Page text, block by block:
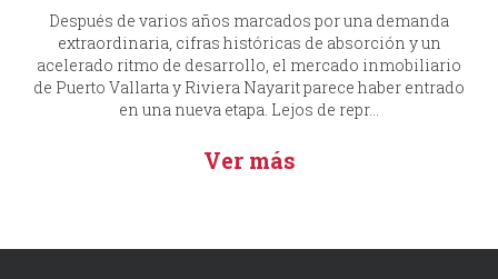
Después de varios años marcados por una demanda
extraordinaria, cifras históricas de absorción y un
acelerado ritmo de desarrollo, el mercado inmobiliario
de Puerto Vallarta y Riviera Nayarit parece haber entrado
en una nueva etapa. Lejos de repr...
Ver más